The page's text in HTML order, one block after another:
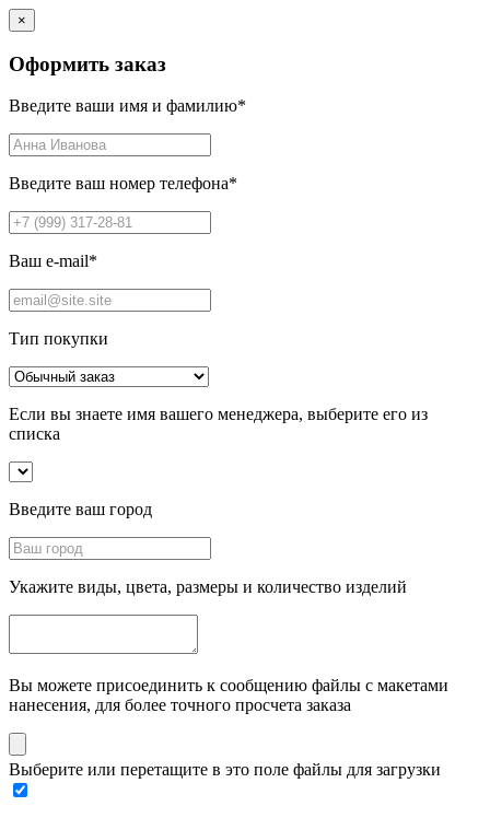
×
Оформить заказ
Введите ваши имя и фамилию*
Введите ваш номер телефона*
Ваш e-mail*
Тип покупки
Если вы знаете имя вашего менеджера, выберите его из
списка
Введите ваш город
Укажите виды, цвета, размеры и количество изделий
Вы можете присоединить к сообщению файлы с макетами
нанесения, для более точного просчета заказа
Выберите или перетащите в это поле файлы для загрузки